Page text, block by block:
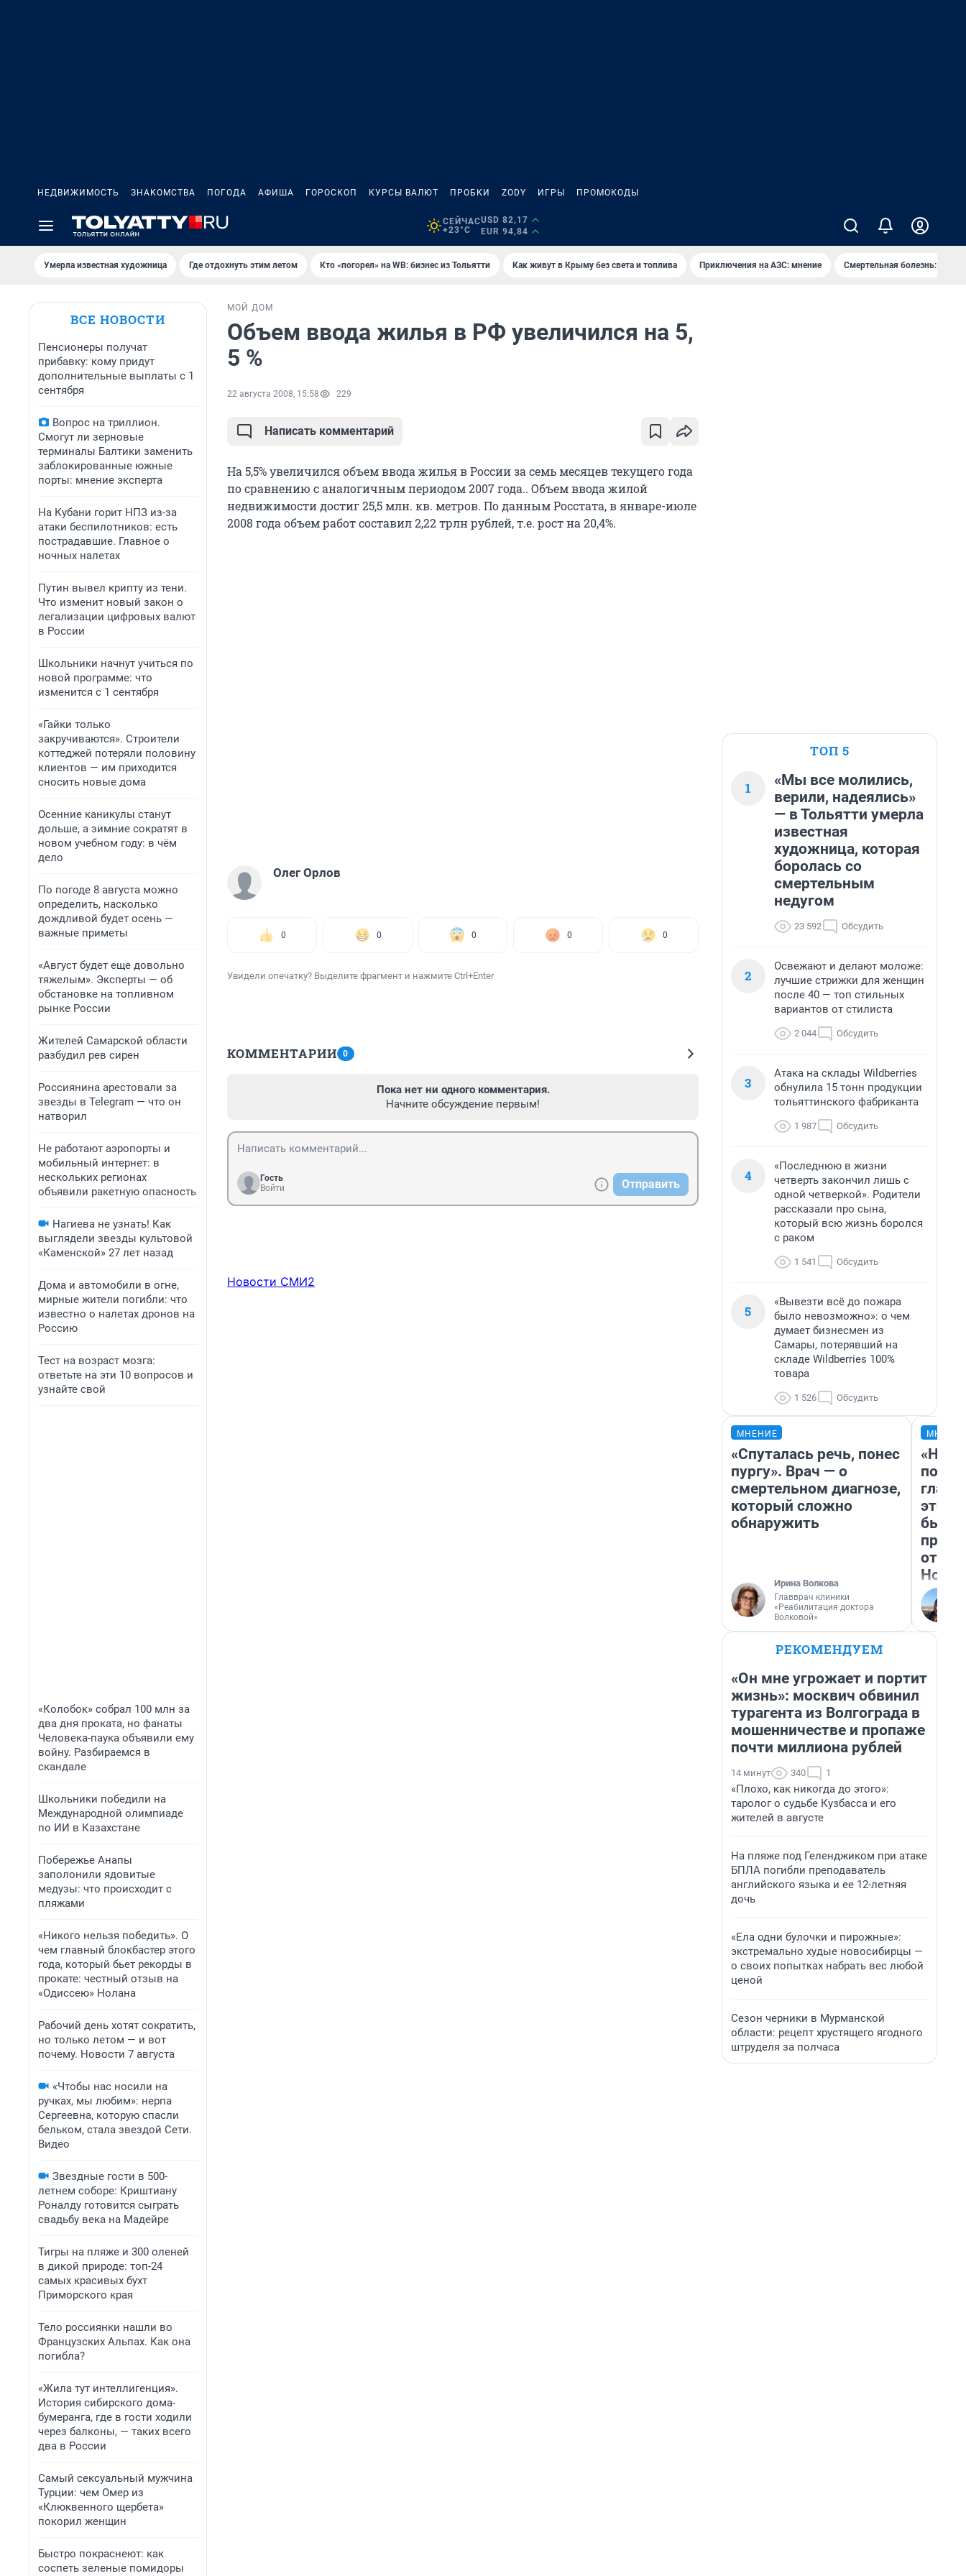
НЕДВИЖИМОСТЬ ЗНАКОМСТВА ПОГОДА АФИША ГОРОСКОП КУРСЫ ВАЛЮТ ПРОБКИ ZODY ИГРЫ ПРОМОКОДЫ
СЕЙЧАС
+23°C
USD 82,17
EUR 94,84
Умерла известная художница Где отдохнуть этим летом Кто «погорел» на WB: бизнес из Тольятти Как живут в Крыму без света и топлива Приключения на АЗС: мнение Смертельная болезнь:
ВСЕ НОВОСТИ
Пенсионеры получат
прибавку: кому придут
дополнительные выплаты с 1
сентября
Вопрос на триллион.
Смогут ли зерновые
терминалы Балтики заменить
заблокированные южные
порты: мнение эксперта
На Кубани горит НПЗ из-за
атаки беспилотников: есть
пострадавшие. Главное о
ночных налетах
Путин вывел крипту из тени.
Что изменит новый закон о
легализации цифровых валют
в России
Школьники начнут учиться по
новой программе: что
изменится с 1 сентября
«Гайки только
закручиваются». Строители
коттеджей потеряли половину
клиентов — им приходится
сносить новые дома
Осенние каникулы станут
дольше, а зимние сократят в
новом учебном году: в чём
дело
По погоде 8 августа можно
определить, насколько
дождливой будет осень —
важные приметы
«Август будет еще довольно
тяжелым». Эксперты — об
обстановке на топливном
рынке России
Жителей Самарской области
разбудил рев сирен
Россиянина арестовали за
звезды в Telegram — что он
натворил
Не работают аэропорты и
мобильный интернет: в
нескольких регионах
объявили ракетную опасность
Нагиева не узнать! Как
выглядели звезды культовой
«Каменской» 27 лет назад
Дома и автомобили в огне,
мирные жители погибли: что
известно о налетах дронов на
Россию
Тест на возраст мозга:
ответьте на эти 10 вопросов и
узнайте свой
«Колобок» собрал 100 млн за
два дня проката, но фанаты
Человека-паука объявили ему
войну. Разбираемся в
скандале
Школьники победили на
Международной олимпиаде
по ИИ в Казахстане
Побережье Анапы
заполонили ядовитые
медузы: что происходит с
пляжами
«Никого нельзя победить». О
чем главный блокбастер этого
года, который бьет рекорды в
прокате: честный отзыв на
«Одиссею» Нолана
Рабочий день хотят сократить,
но только летом — и вот
почему. Новости 7 августа
«Чтобы нас носили на
ручках, мы любим»: нерпа
Сергеевна, которую спасли
бельком, стала звездой Сети.
Видео
Звездные гости в 500-
летнем соборе: Криштиану
Роналду готовится сыграть
свадьбу века на Мадейре
Тигры на пляже и 300 оленей
в дикой природе: топ-24
самых красивых бухт
Приморского края
Тело россиянки нашли во
Французских Альпах. Как она
погибла?
«Жила тут интеллигенция».
История сибирского дома-
бумеранга, где в гости ходили
через балконы, — таких всего
два в России
Самый сексуальный мужчина
Турции: чем Омер из
«Клюквенного щербета»
покорил женщин
Быстро покраснеют: как
соспеть зеленые помидоры
МОЙ ДОМ
Объем ввода жилья в РФ увеличился на 5,
5 %
22 августа 2008, 15:58 229
Написать комментарий
На 5,5% увеличился объем ввода жилья в России за семь месяцев текущего года
по сравнению с аналогичным периодом 2007 года.. Объем ввода жилой
недвижимости достиг 25,5 млн. кв. метров. По данным Росстата, в январе-июле
2008 года объем работ составил 2,22 трлн рублей, т.е. рост на 20,4%.
Олег Орлов
0 0 0 0 0
Увидели опечатку? Выделите фрагмент и нажмите Ctrl+Enter
КОММЕНТАРИИ 0
Пока нет ни одного комментария.
Начните обсуждение первым!
Гость
Войти
Отправить
Новости СМИ2
ТОП 5
1
«Мы все молились,
верили, надеялись»
— в Тольятти умерла
известная
художница, которая
боролась со
смертельным
недугом
23 592 Обсудить
2
Освежают и делают моложе:
лучшие стрижки для женщин
после 40 — топ стильных
вариантов от стилиста
2 044 Обсудить
3
Атака на склады Wildberries
обнулила 15 тонн продукции
тольяттинского фабриканта
1 987 Обсудить
4
«Последнюю в жизни
четверть закончил лишь с
одной четверкой». Родители
рассказали про сына,
который всю жизнь боролся
с раком
1 541 Обсудить
5
«Вывезти всё до пожара
было невозможно»: о чем
думает бизнесмен из
Самары, потерявший на
складе Wildberries 100%
товара
1 526 Обсудить
МНЕНИЕ
«Спуталась речь, понес
пургу». Врач — о
смертельном диагнозе,
который сложно
обнаружить
Ирина Волкова
Главврач клиники
«Реабилитация доктора
Волковой»
этого
бьет
РЕКОМЕНДУЕМ
«Он мне угрожает и портит
жизнь»: москвич обвинил
турагента из Волгограда в
мошенничестве и пропаже
почти миллиона рублей
14 минут 340 1
«Плохо, как никогда до этого»:
таролог о судьбе Кузбасса и его
жителей в августе
На пляже под Геленджиком при атаке
БПЛА погибли преподаватель
английского языка и ее 12-летняя
дочь
«Ела одни булочки и пирожные»:
экстремально худые новосибирцы —
о своих попытках набрать вес любой
ценой
Сезон черники в Мурманской
области: рецепт хрустящего ягодного
штруделя за полчаса